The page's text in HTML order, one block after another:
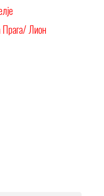
Лион